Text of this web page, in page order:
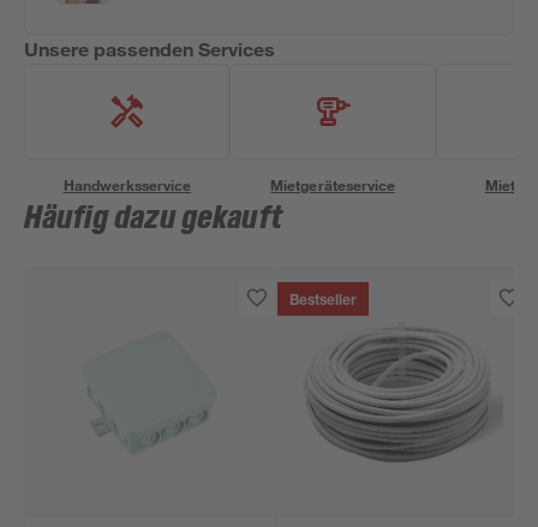
Unsere passenden Services
Handwerksservice Mietgeräteservice
Häufig dazu gekauft
Bestseller